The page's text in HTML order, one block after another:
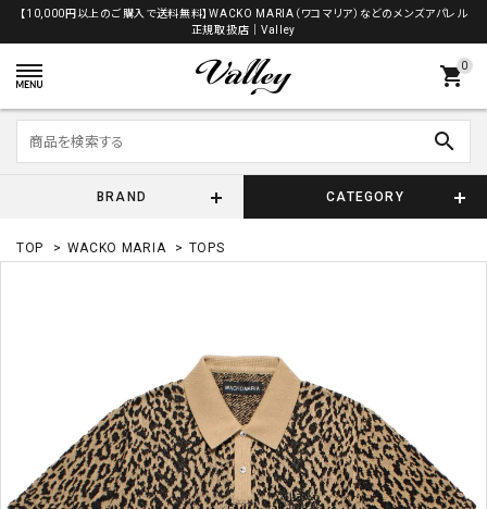
【10,000円以上のご購入で送料無料】WACKO MARIA（ワコマリア）などのメンズアパレル
正規取扱店│Valley
0
shopping_cart
search
BRAND CATEGORY
TOP > WACKO MARIA > TOPS